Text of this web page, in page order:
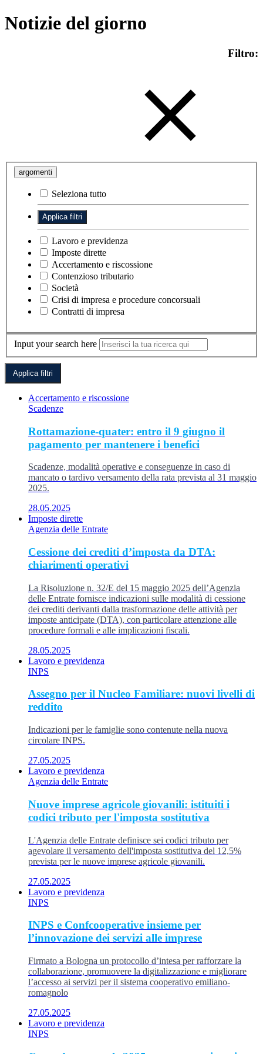
Notizie del giorno
Filtro:
argomenti
Seleziona tutto
Lavoro e previdenza
Imposte dirette
Accertamento e riscossione
Contenzioso tributario
Società
Crisi di impresa e procedure concorsuali
Contratti di impresa
Input your search here
Accertamento e riscossione
Scadenze
Rottamazione-quater: entro il 9 giugno il
pagamento per mantenere i benefici
Scadenze, modalità operative e conseguenze in caso di
mancato o tardivo versamento della rata prevista al 31 maggio
2025.
28.05.2025
Imposte dirette
Agenzia delle Entrate
Cessione dei crediti d’imposta da DTA:
chiarimenti operativi
La Risoluzione n. 32/E del 15 maggio 2025 dell’Agenzia
delle Entrate fornisce indicazioni sulle modalità di cessione
dei crediti derivanti dalla trasformazione delle attività per
imposte anticipate (DTA), con particolare attenzione alle
procedure formali e alle implicazioni fiscali.
28.05.2025
Lavoro e previdenza
INPS
Assegno per il Nucleo Familiare: nuovi livelli di
reddito
Indicazioni per le famiglie sono contenute nella nuova
circolare INPS.
27.05.2025
Lavoro e previdenza
Agenzia delle Entrate
Nuove imprese agricole giovanili: istituiti i
codici tributo per l'imposta sostitutiva
L'Agenzia delle Entrate definisce sei codici tributo per
agevolare il versamento dell'imposta sostitutiva del 12,5%
prevista per le nuove imprese agricole giovanili.
27.05.2025
Lavoro e previdenza
INPS
INPS e Confcooperative insieme per
l’innovazione dei servizi alle imprese
Firmato a Bologna un protocollo d’intesa per rafforzare la
collaborazione, promuovere la digitalizzazione e migliorare
l’accesso ai servizi per il sistema cooperativo emiliano-
romagnolo
27.05.2025
Lavoro e previdenza
INPS